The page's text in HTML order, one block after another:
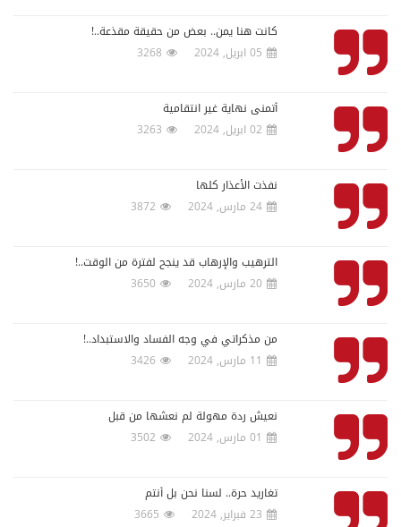
كانت هنا يمن.. ‏بعض من حقيقة مقذعة..!
05 ابريل, 2024
3268
أتمنى نهاية غير انتقامية
02 ابريل, 2024
3263
نفذت الأعذار كلها
24 مارس, 2024
3872
الترهيب والإرهاب قد ينجح لفترة من الوقت..!
20 مارس, 2024
3650
من مذكراتي في وجه الفساد والاستبداد..!
11 مارس, 2024
3426
نعيش ردة مهولة لم نعشها من قبل
01 مارس, 2024
3502
تغاريد حرة.. لسنا نحن بل أنتم
23 فبراير, 2024
3665